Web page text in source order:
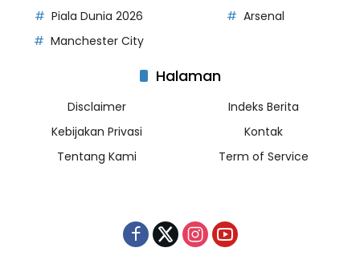
Piala Dunia 2026
Arsenal
Manchester City
Halaman
Disclaimer
Indeks Berita
Kebijakan Privasi
Kontak
Tentang Kami
Term of Service